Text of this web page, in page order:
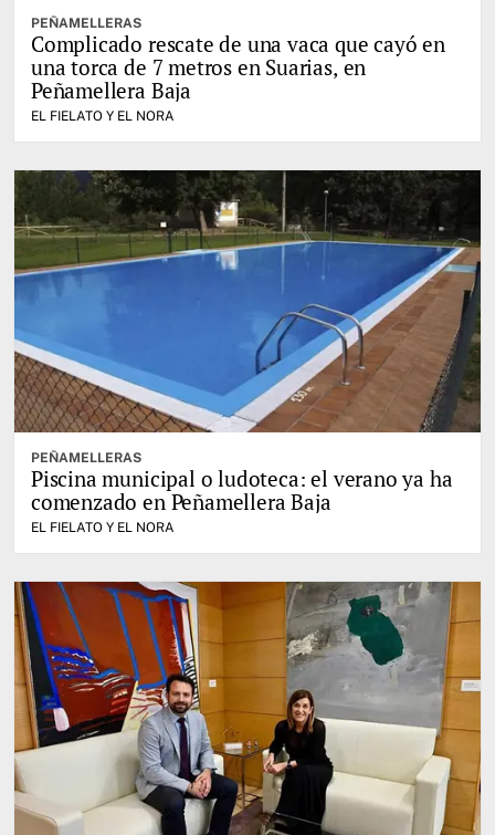
PEÑAMELLERAS
Complicado rescate de una vaca que cayó en
una torca de 7 metros en Suarias, en
Peñamellera Baja
EL FIELATO Y EL NORA
PEÑAMELLERAS
Piscina municipal o ludoteca: el verano ya ha
comenzado en Peñamellera Baja
EL FIELATO Y EL NORA